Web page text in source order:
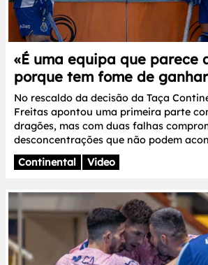
«É uma equipa que parece
porque tem fome de
No rescaldo da decisão da Taça
Freitas apontou uma primeira parte
dragões, mas com duas falhas
desconcentrações que não podem
Continental
Video